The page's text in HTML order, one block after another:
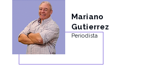
Mariano
Gutierrez
Periodista